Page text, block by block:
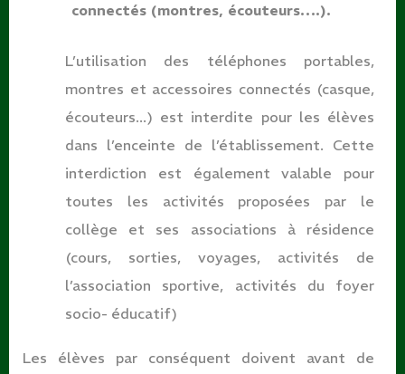
connectés (montres, écouteurs….).
L’utilisation des téléphones portables,
montres et accessoires connectés (casque,
écouteurs...) est interdite pour les élèves
dans l’enceinte de l’établissement. Cette
interdiction est également valable pour
toutes les activités proposées par le
collège et ses associations à résidence
(cours, sorties, voyages, activités de
l’association sportive, activités du foyer
socio- éducatif)
Les élèves par conséquent doivent avant de